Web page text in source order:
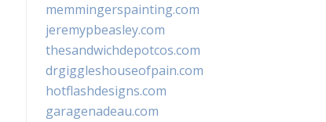
memmingerspainting.com
jeremypbeasley.com
thesandwichdepotcos.com
drgiggleshouseofpain.com
hotflashdesigns.com
garagenadeau.com